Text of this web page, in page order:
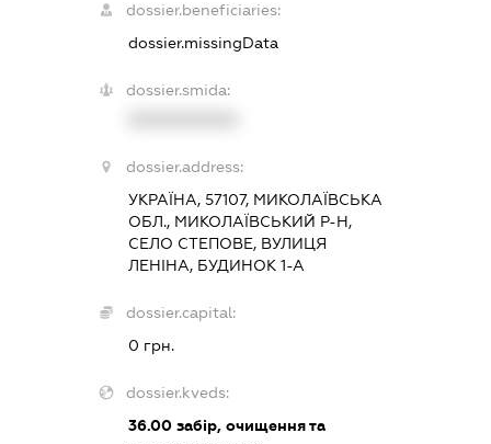
dossier.beneficiaries:
dossier.missingData
dossier.smida:
dossier.address:
УКРАЇНА, 57107, МИКОЛАЇВСЬКА
ОБЛ., МИКОЛАЇВСЬКИЙ Р-Н,
СЕЛО СТЕПОВЕ, ВУЛИЦЯ
ЛЕНІНА, БУДИНОК 1-А
dossier.capital:
0 грн.
dossier.kveds:
36.00 забір, очищення та